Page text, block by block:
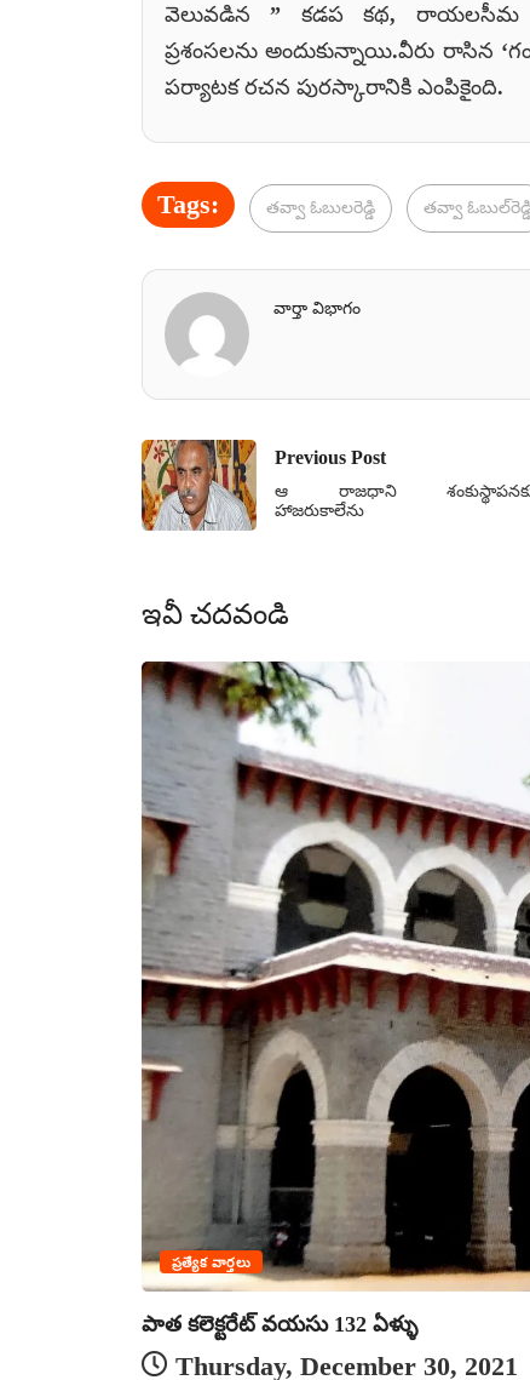
వెలువడిన ” కడప కథ, రాయలసీమ
ప్రశంసలను అందుకున్నాయి.వీరు రాసిన
పర్యాటక రచన పురస్కారానికి ఎంపికైంది.
Tags: తవ్వా ఓబులరెడ్డి తవ్వా
వార్తా విభాగం
Previous Post
ఆ రాజధాని
హాజరుకాలేను
ఇవీ చదవండి
ప్రత్యేక వార్తలు
పాత కలెక్టరేట్ వయసు 132 ఏళ్ళు
Thursday, December 30, 2021